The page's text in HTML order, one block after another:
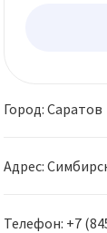
Город: Саратов
Адрес:
Телефон: +7